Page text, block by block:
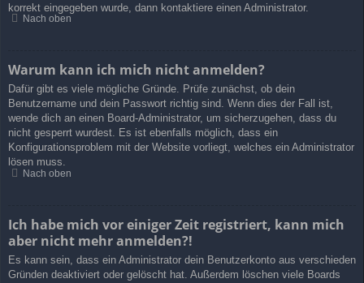
korrekt eingegeben wurde, dann kontaktiere einen Administrator.
Nach oben
Warum kann ich mich nicht anmelden?
Dafür gibt es viele mögliche Gründe. Prüfe zunächst, ob dein
Benutzername und dein Passwort richtig sind. Wenn dies der Fall ist,
wende dich an einen Board-Administrator, um sicherzugehen, dass du
nicht gesperrt wurdest. Es ist ebenfalls möglich, dass ein
Konfigurationsproblem mit der Website vorliegt, welches ein Administrator
lösen muss.
Nach oben
Ich habe mich vor einiger Zeit registriert, kann mich
aber nicht mehr anmelden?!
Es kann sein, dass ein Administrator dein Benutzerkonto aus verschieden
Gründen deaktiviert oder gelöscht hat. Außerdem löschen viele Boards